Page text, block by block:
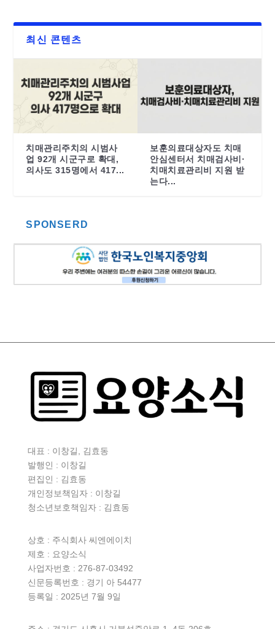
최신 콘텐츠
치매관리주치의 시범사
업 92개 시군구로 확대,
의사도 315명에서 417...
보훈의료대상자도 치매
안심센터서 치매검사비·
치매치료관리비 지원 받
는다...
SPONSERD
대표 : 이창길, 김효동
발행인 : 이창길
편집인 : 김효동
개인정보책임자 : 이창길
청소년보호책임자 : 김효동
상호 : 주식회사 씨엔에이치
제호 : 요양소식
사업자번호 : 276-87-03492
신문등록번호 : 경기 아 54477
등록일 : 2025년 7월 9일